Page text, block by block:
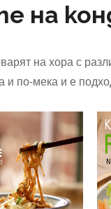
на
на хора с
по-мека и е